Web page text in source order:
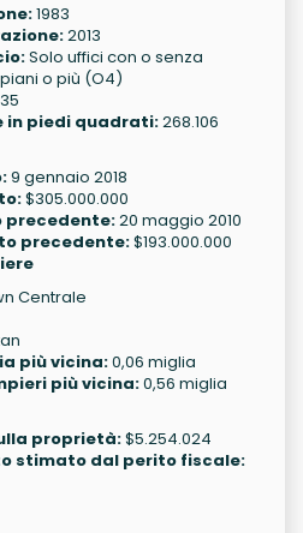
1983
2013
Solo uffici con o senza
o più (O4)
35
in piedi quadrati:268.106
9 gennaio 2018
$305.000.000
precedente:20 maggio 2010
precedente:$193.000.000
Centrale
più vicina:0,06 miglia
più vicina:0,56 miglia
proprietà:$5.254.024
stimato dal perito fiscale: